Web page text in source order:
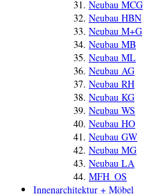
Neubau MCG
Neubau HBN
Neubau M+G
Neubau MB
Neubau ML
Neubau AG
Neubau RH
Neubau KG
Neubau WS
Neubau HO
Neubau GW
Neubau MG
Neubau LA
MFH_OS
Innenarchitektur + Möbel